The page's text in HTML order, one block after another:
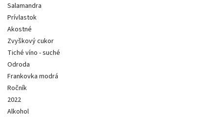
Salamandra
Prívlastok
Akostné
Zvyškový cukor
Tiché víno - suché
Odroda
Frankovka modrá
Ročník
2022
Alkohol